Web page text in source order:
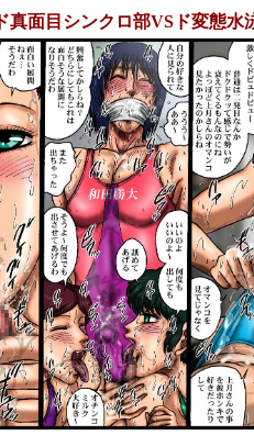
真面目シンクロ部VSド変態水